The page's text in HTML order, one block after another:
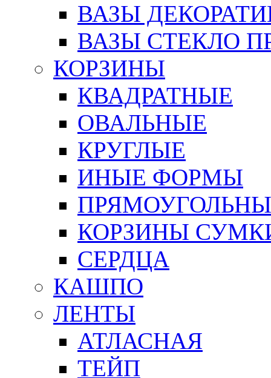
ВАЗЫ
ВАЗЫ СТЕКЛО
КОРЗИНЫ
КВАДРАТНЫЕ
ОВАЛЬНЫЕ
КРУГЛЫЕ
ИНЫЕ ФОРМЫ
КОРЗИНЫ
СЕРДЦА
КАШПО
ЛЕНТЫ
АТЛАСНАЯ
ТЕЙП